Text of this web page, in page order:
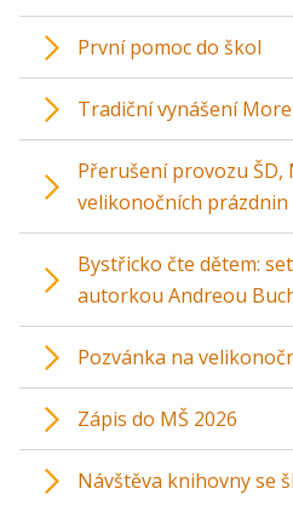
První pomoc do škol
Tradiční vynášení
Přerušení provozu ŠD,
velikonočních prázdnin
Bystřicko čte dětem:
autorkou Andreou
Pozvánka na
Zápis do MŠ 2026
Návštěva knihovny se